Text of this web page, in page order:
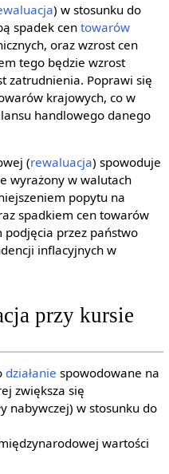
) w stosunku do
spadek cen towarów
oraz wzrost cen
tego będzie wzrost
zatrudnienia. Poprawi się
krajowych, co w
handlowego danego
(rewaluacja) spowoduje
wyrażony w walutach
popytu na
spadkiem cen towarów
podjęcia przez państwo
inflacyjnych w
przy kursie
działanie spowodowane na
zwiększa się
nabywczej) w stosunku do
wartości